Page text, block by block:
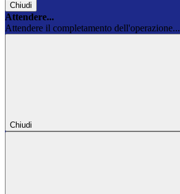
Chiudi
Attendere...
Attendere il completamento dell'operazione...
Chiudi